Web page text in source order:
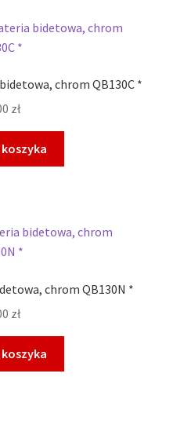
chrom QB130C *
zł
chrom QB130N *
zł